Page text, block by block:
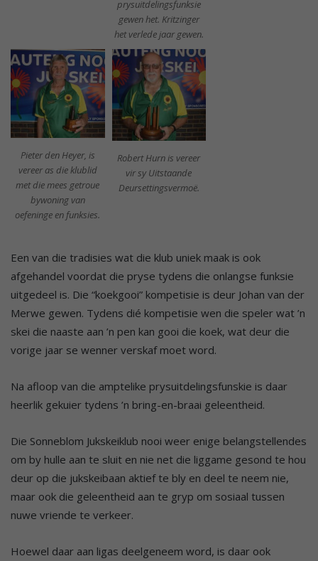
prysuitdelingsfunksie
gewen het. Kritzinger
het verlede jaar gewen.
Pieter den Heyer, is
vereer as die klublid
met die mees getroue
bywoning van
oefeninge en funksies.
Robert Hurn is vereer
vir sy Uitstaande
Deursettingsvermoë.
Een van die tradisies wat die klub uniek maak is ook
afgehandel voordat die pryse tydens die onlangse funksie
uitgedeel is. Die “koekgooi” kompetisie is deur Johan van der
Merwe gewen. Tydens dié kompetisie wen die speler wat ’n
skei die naaste aan ’n pen kan gooi die koek, wat deur die
vorige jaar se wenner verskaf moet word.
Na afloop van die amptelike prysuitdelingsfunskie is daar
heerlik gekuier tydens ’n bring-en-braai geleentheid.
Die Sonneblom Jukskeiklub nooi weer enige belangstellendes
om by hulle aan te sluit en nie net die liggame gesond te hou
deur op die jukskeibaan aktief te bly en deel te neem nie,
maar ook die geleentheid aan te gryp om sosiaal tussen
nuwe vriende te verkeer.
Hoewel daar aan ligas deelgeneem word, is daar ook